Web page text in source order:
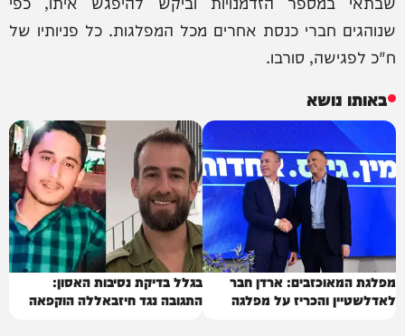
שנוהגים חברי כנסת אחרים מכל המפלגות. כל פניותיו של
ח"כ לפגישה, סורבו.
באותו נושא
מפלגת המאוכזבים: ארדן חבר
לאדלשטיין והכריז על מפלגה
בגלל בדיקת נסיבות האסון:
התגובה נגד חיזבאללה הוקפאה